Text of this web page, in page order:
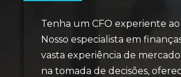
Tenha um CFO experiente
Nosso especialista em
vasta experiência de
na tomada de decisões,